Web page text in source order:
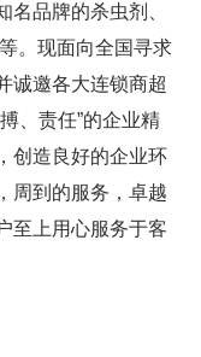
名品牌的杀虫剂、
。现面向全国寻求
诚邀各大连锁商超
、责任”的企业精
创造良好的企业环
周到的服务，卓越
至上用心服务于客